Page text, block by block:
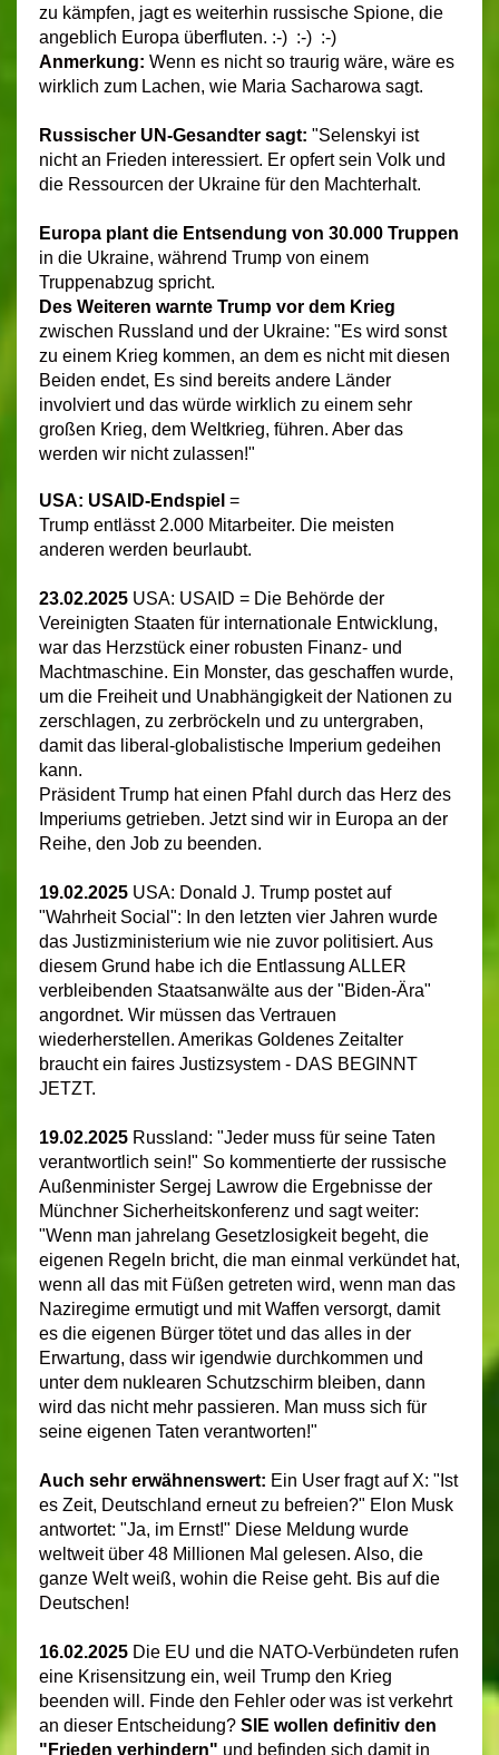
zu kämpfen, jagt es weiterhin russische Spione, die
angeblich Europa überfluten. :-) :-) :-)
Anmerkung: Wenn es nicht so traurig wäre, wäre es
wirklich zum Lachen, wie Maria Sacharowa sagt.
Russischer UN-Gesandter sagt: "Selenskyi ist
nicht an Frieden interessiert. Er opfert sein Volk und
die Ressourcen der Ukraine für den Machterhalt.
Europa plant die Entsendung von 30.000 Truppen
in die Ukraine, während Trump von einem
Truppenabzug spricht.
Des Weiteren warnte Trump vor dem Krieg
zwischen Russland und der Ukraine: "Es wird sonst
zu einem Krieg kommen, an dem es nicht mit diesen
Beiden endet, Es sind bereits andere Länder
involviert und das würde wirklich zu einem sehr
großen Krieg, dem Weltkrieg, führen. Aber das
werden wir nicht zulassen!"
USA: USAID-Endspiel =
Trump entlässt 2.000 Mitarbeiter. Die meisten
anderen werden beurlaubt.
23.02.2025 USA: USAID = Die Behörde der
Vereinigten Staaten für internationale Entwicklung,
war das Herzstück einer robusten Finanz- und
Machtmaschine. Ein Monster, das geschaffen wurde,
um die Freiheit und Unabhängigkeit der Nationen zu
zerschlagen, zu zerbröckeln und zu untergraben,
damit das liberal-globalistische Imperium gedeihen
kann.
Präsident Trump hat einen Pfahl durch das Herz des
Imperiums getrieben. Jetzt sind wir in Europa an der
Reihe, den Job zu beenden.
19.02.2025 USA: Donald J. Trump postet auf
"Wahrheit Social": In den letzten vier Jahren wurde
das Justizministerium wie nie zuvor politisiert. Aus
diesem Grund habe ich die Entlassung ALLER
verbleibenden Staatsanwälte aus der "Biden-Ära"
angordnet. Wir müssen das Vertrauen
wiederherstellen. Amerikas Goldenes Zeitalter
braucht ein faires Justizsystem - DAS BEGINNT
JETZT.
19.02.2025 Russland: "Jeder muss für seine Taten
verantwortlich sein!" So kommentierte der russische
Außenminister Sergej Lawrow die Ergebnisse der
Münchner Sicherheitskonferenz und sagt weiter:
"Wenn man jahrelang Gesetzlosigkeit begeht, die
eigenen Regeln bricht, die man einmal verkündet hat,
wenn all das mit Füßen getreten wird, wenn man das
Naziregime ermutigt und mit Waffen versorgt, damit
es die eigenen Bürger tötet und das alles in der
Erwartung, dass wir igendwie durchkommen und
unter dem nuklearen Schutzschirm bleiben, dann
wird das nicht mehr passieren. Man muss sich für
seine eigenen Taten verantworten!"
Auch sehr erwähnenswert: Ein User fragt auf X: "Ist
es Zeit, Deutschland erneut zu befreien?" Elon Musk
antwortet: "Ja, im Ernst!" Diese Meldung wurde
weltweit über 48 Millionen Mal gelesen. Also, die
ganze Welt weiß, wohin die Reise geht. Bis auf die
Deutschen!
16.02.2025 Die EU und die NATO-Verbündeten rufen
eine Krisensitzung ein, weil Trump den Krieg
beenden will. Finde den Fehler oder was ist verkehrt
an dieser Entscheidung? SIE wollen definitiv den
"Frieden verhindern" und befinden sich damit in